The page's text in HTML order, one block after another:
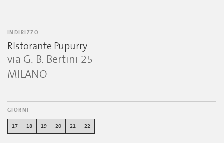
INDIRIZZO
RIstorante Pupurry
via G. B. Bertini 25
MILANO
GIORNI
17 18 19 20 21 22